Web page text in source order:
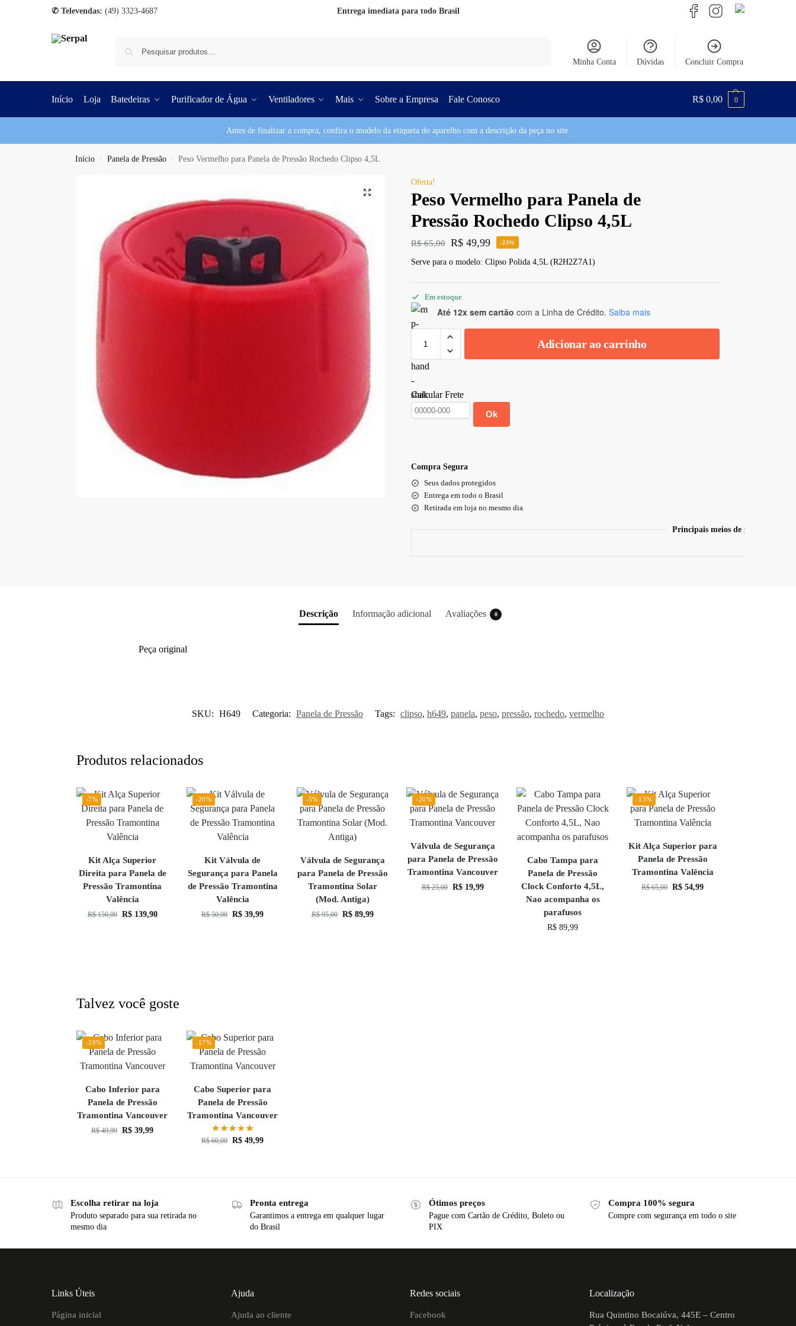
✆ Televendas: (49) 3323-4687 Entrega imediata para todo Brasil
Minha Conta Dúvidas Concluir Compra
Início Loja Batedeiras Purificador de Água Ventiladores Mais Sobre a Empresa Fale Conosco R$ 0,00 0
Antes de finalizar a compra, confira o modelo da etiqueta do aparelho com a descrição da peça no site.
Início / Panela de Pressão / Peso Vermelho para Panela de Pressão Rochedo Clipso 4,5L
Oferta!
Peso Vermelho para Panela de
Pressão Rochedo Clipso 4,5L
R$65,00 R$49,99 -23%
Serve para o modelo: Clipso Polida 4,5L (R2H2Z7A1)
Em estoque
Até 12x sem cartão com a Linha de Crédito. Saiba mais
Adicionar ao carrinho
Calcular Frete
Ok
Compra Segura
Seus dados protegidos
Entrega em todo o Brasil
Retirada em loja no mesmo dia
Principais meios de pagamento
Descrição Informação adicional Avaliações 0
Peça original
SKU: H649 Categoria: Panela de Pressão Tags: clipso, h649, panela, peso, pressão, rochedo, vermelho
Produtos relacionados
-7%
Kit Alça Superior
Direita para Panela de
Pressão Tramontina
Valência
R$150,00 R$139,90
-20%
Kit Válvula de
Segurança para Panela
de Pressão Tramontina
Valência
R$50,00 R$ 39,99
-5%
Válvula de Segurança
para Panela de Pressão
Tramontina Solar
(Mod. Antiga)
R$95,00 R$89,99
-20%
Válvula de Segurança
para Panela de Pressão
Tramontina Vancouver
R$25,00 R$19,99
Cabo Tampa para
Panela de Pressão
Clock Conforto 4,5L,
Nao acompanha os
parafusos
R$ 89,99
-15%
Kit Alça Superior para
Panela de Pressão
Tramontina Valência
R$65,00 R$ 54,99
Talvez você goste
-20%
Cabo Inferior para
Panela de Pressão
Tramontina Vancouver
R$49,99 R$ 39,99
-17%
Cabo Superior para
Panela de Pressão
Tramontina Vancouver
R$60,00 R$ 49,99
Escolha retirar na loja
Produto separado para sua retirada no
mesmo dia
Pronta entrega
Garantimos a entrega em qualquer lugar
do Brasil
Ótimos preços
Pague com Cartão de Crédito, Boleto ou
PIX
Compra 100% segura
Compre com segurança em todo o site
Links Úteis
Página inicial
Ajuda
Ajuda ao cliente
Redes sociais
Facebook
Localização
Rua Quintino Bocaiúva, 445E – Centro